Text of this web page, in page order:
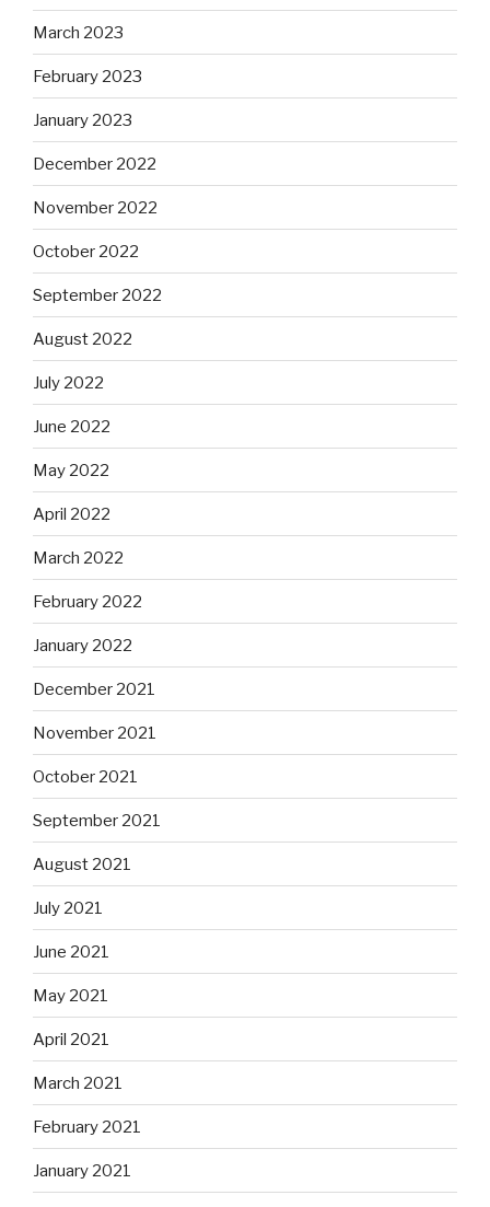
March 2023
February 2023
January 2023
December 2022
November 2022
October 2022
September 2022
August 2022
July 2022
June 2022
May 2022
April 2022
March 2022
February 2022
January 2022
December 2021
November 2021
October 2021
September 2021
August 2021
July 2021
June 2021
May 2021
April 2021
March 2021
February 2021
January 2021